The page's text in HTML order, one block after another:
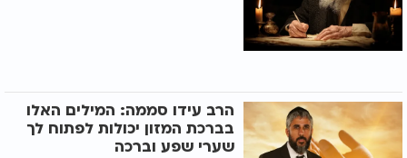
הרב עידו סממה: המילים האלו
בברכת המזון יכולות לפתוח לך
שערי שפע וברכה